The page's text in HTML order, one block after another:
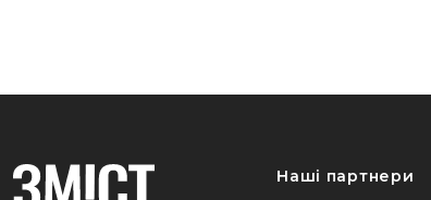
Наші партнери